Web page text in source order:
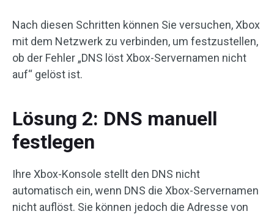
Nach diesen Schritten können Sie versuchen, Xbox
mit dem Netzwerk zu verbinden, um festzustellen,
ob der Fehler „DNS löst Xbox-Servernamen nicht
auf“ gelöst ist.
Lösung 2: DNS manuell
festlegen
Ihre Xbox-Konsole stellt den DNS nicht
automatisch ein, wenn DNS die Xbox-Servernamen
nicht auflöst. Sie können jedoch die Adresse von